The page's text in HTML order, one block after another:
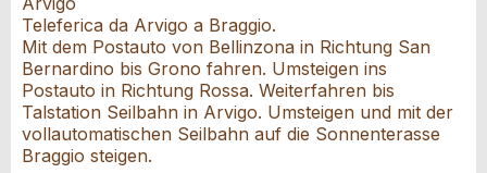
Nachricht
Chiudi
Via e N° *:
CAP / Città *:
Teleferica da Arvigo a Braggio.
Mit dem Postauto von Bellinzona in Richtung San
Bernardino bis Grono fahren. Umsteigen ins
Postauto in Richtung Rossa. Weiterfahren bis
Talstation Seilbahn in Arvigo. Umsteigen und mit der
vollautomatischen Seilbahn auf die Sonnenterasse
Braggio steigen.